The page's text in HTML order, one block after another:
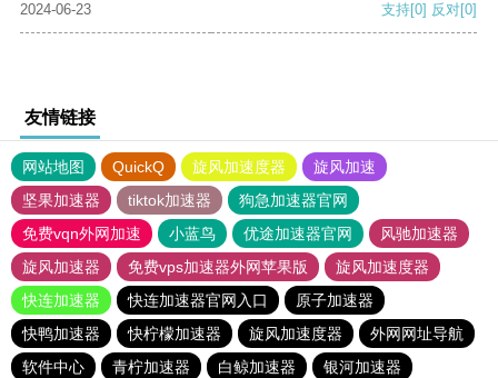
2024-06-23 支持[0] 反对[0]
友情链接
网站地图 QuickQ 旋风加速度器
旋风加速
坚果加速器
tiktok加速器
狗急加速器官网
免费vqn外网加速
小蓝鸟 优途加速器官网
风驰加速器
旋风加速器
免费vps加速器外网苹果版
旋风加速度器
快连加速器
快连加速器官网入口
原子加速器
快鸭加速器
快柠檬加速器 旋风加速度器
外网网址导航
软件中心
青柠加速器 白鲸加速器
银河加速器